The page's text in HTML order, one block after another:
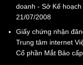
doanh - Sở Kế
21/07/2008
Giấy chứng nhận
Trung tâm internet
Cổ phần Mắt Bảo